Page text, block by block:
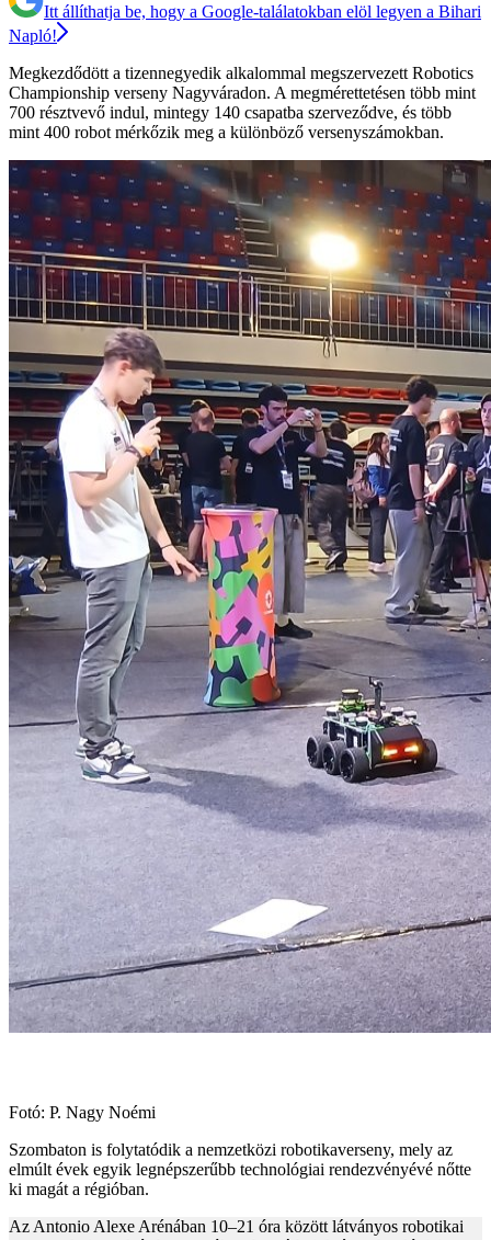
Itt állíthatja be, hogy a Google-találatokban elöl legyen a Bihari
Napló!
Megkezdődött a tizennegyedik alkalommal megszervezett Robotics
Championship verseny Nagyváradon. A megmérettetésen több mint
700 résztvevő indul, mintegy 140 csapatba szerveződve, és több
mint 400 robot mérkőzik meg a különböző versenyszámokban.
Fotó: P. Nagy Noémi
Szombaton is folytatódik a nemzetközi robotikaverseny, mely az
elmúlt évek egyik legnépszerűbb technológiai rendezvényévé nőtte
ki magát a régióban.
Az Antonio Alexe Arénában 10–21 óra között látványos robotikai